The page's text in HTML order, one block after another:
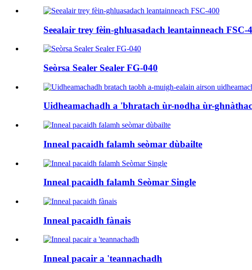
Seealair trey fèin-ghluasadach leantainneach FSC-
Seòrsa Sealer Sealer FG-040
Uidheamachadh a 'bhratach ùr-nodha ùr-
Inneal pacaidh falamh seòmar dùbailte
Inneal pacaidh falamh Seòmar Single
Inneal pacaidh fànais
Inneal pacair a 'teannachadh